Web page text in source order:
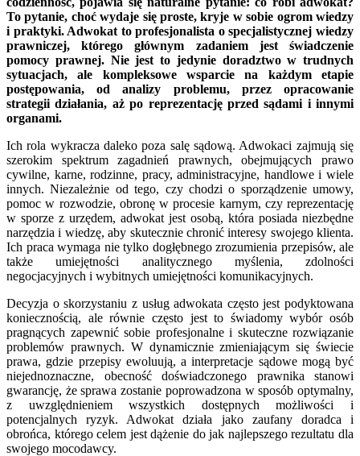
To pytanie, choć wydaje się proste, kryje w sobie ogrom wiedzy
i praktyki. Adwokat to profesjonalista o specjalistycznej wiedzy
prawniczej, którego głównym zadaniem jest świadczenie
pomocy prawnej. Nie jest to jedynie doradztwo w trudnych
sytuacjach, ale kompleksowe wsparcie na każdym etapie
postępowania, od analizy problemu, przez opracowanie
strategii działania, aż po reprezentację przed sądami i innymi
organami.
Ich rola wykracza daleko poza salę sądową. Adwokaci zajmują się
szerokim spektrum zagadnień prawnych, obejmujących prawo
cywilne, karne, rodzinne, pracy, administracyjne, handlowe i wiele
innych. Niezależnie od tego, czy chodzi o sporządzenie umowy,
pomoc w rozwodzie, obronę w procesie karnym, czy reprezentację
w sporze z urzędem, adwokat jest osobą, która posiada niezbędne
narzędzia i wiedzę, aby skutecznie chronić interesy swojego klienta.
Ich praca wymaga nie tylko dogłębnego zrozumienia przepisów, ale
także umiejętności analitycznego myślenia, zdolności
negocjacyjnych i wybitnych umiejętności komunikacyjnych.
Decyzja o skorzystaniu z usług adwokata często jest podyktowana
koniecznością, ale równie często jest to świadomy wybór osób
pragnących zapewnić sobie profesjonalne i skuteczne rozwiązanie
problemów prawnych. W dynamicznie zmieniającym się świecie
prawa, gdzie przepisy ewoluują, a interpretacje sądowe mogą być
niejednoznaczne, obecność doświadczonego prawnika stanowi
gwarancję, że sprawa zostanie poprowadzona w sposób optymalny,
z uwzględnieniem wszystkich dostępnych możliwości i
potencjalnych ryzyk. Adwokat działa jako zaufany doradca i
obrońca, którego celem jest dążenie do jak najlepszego rezultatu dla
swojego mocodawcy.